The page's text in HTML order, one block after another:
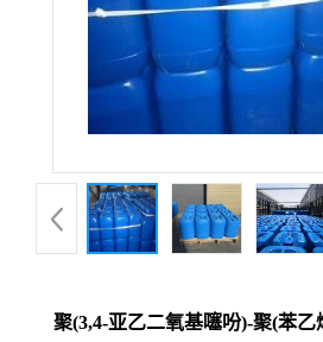
聚(3,4-亚乙二氧基噻吩)-聚(苯